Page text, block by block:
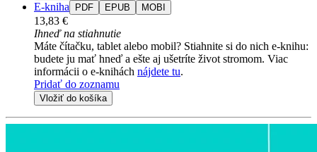
E-kniha PDF EPUB MOBI
13,83 €
Ihneď na stiahnutie
Máte čítačku, tablet alebo mobil? Stiahnite si do nich e-knihu:
budete ju mať hneď a ešte aj ušetríte život stromom. Viac
informácii o e-knihách nájdete tu.
Pridať do zoznamu
Vložiť do košíka